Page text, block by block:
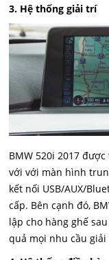
3. Hệ thống giải trí
BMW 520i 2017
với với màn hình
kết nối USB/AUX/
cấp. Bên cạnh đó,
lập cho hàng ghế
quả mọi nhu cầu